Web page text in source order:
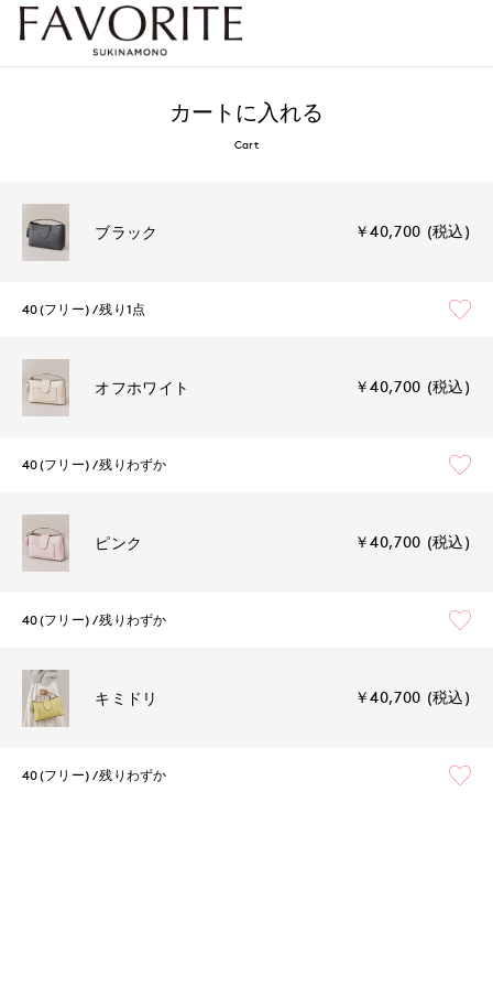
カートに入れる
Cart
ブラック ￥40,700 (税込)
40(フリー) 残り1点
オフホワイト ￥40,700 (税込)
40(フリー) 残りわずか
ピンク ￥40,700 (税込)
40(フリー) 残りわずか
キミドリ ￥40,700 (税込)
40(フリー) 残りわずか